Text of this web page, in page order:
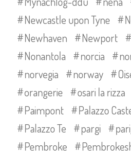
Newcastle upon Tyne
Newhaven
Newport
Nonantola
norcia
norvegia
norway
orangerie
osari la rizza
Paimpont
Palazzo
Palazzo Te
pargi
Pembroke